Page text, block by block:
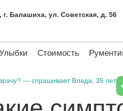
г. Балашиха, ул. Советская, д. 56
Стоимость
врачу? — спрашивает Влада, 35 лет